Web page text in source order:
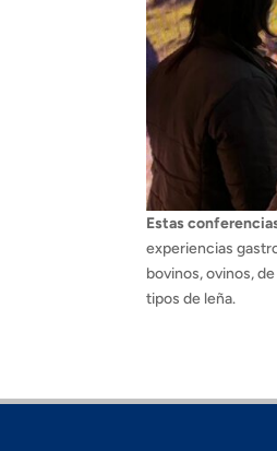
Estas
experiencias
bovinos, ovinos,
tipos de leña.